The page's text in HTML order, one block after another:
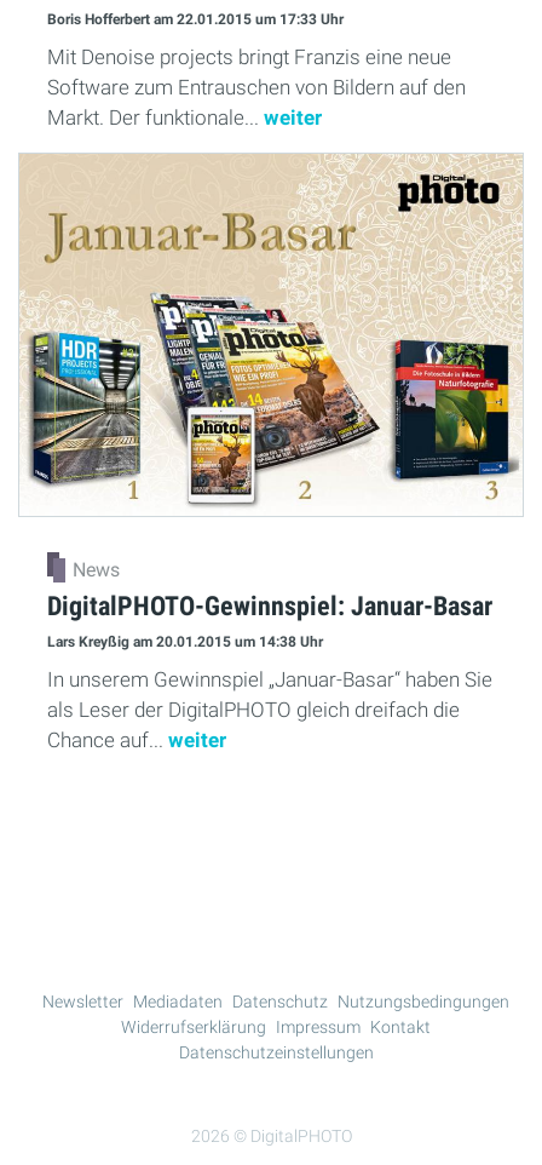
Boris Hofferbert am 22.01.2015 um 17:33 Uhr
Mit Denoise projects bringt Franzis eine neue
Software zum Entrauschen von Bildern auf den
Markt. Der funktionale... weiter
News
DigitalPHOTO-Gewinnspiel: Januar-Basar
Lars Kreyßig am 20.01.2015 um 14:38 Uhr
In unserem Gewinnspiel „Januar-Basar“ haben Sie
als Leser der DigitalPHOTO gleich dreifach die
Chance auf... weiter
2026 © DigitalPHOTO
Newsletter Mediadaten Datenschutz
Nutzungsbedingungen
Widerrufserklärung
Impressum Kontakt
Datenschutzeinstellungen